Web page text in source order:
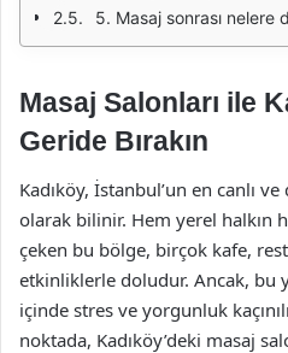
5. Masaj sonrası nelere
Masaj Salonları ile
Geride Bırakın
Kadıköy, İstanbul’un en canlı
olarak bilinir. Hem yerel halkın
çeken bu bölge, birçok kafe,
etkinliklerle doludur. Ancak, bu
içinde stres ve yorgunluk
noktada, Kadıköy’deki masaj